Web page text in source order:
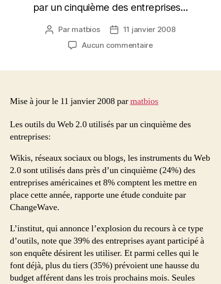
par un cinquième des entreprises…
Auteur
l’article
Par matbios
Date11 janvier 2008
Aucun commentairesur
2.0
Mise à jour le 11 janvier 2008 parmatbios
Les outils du Web 2.0 utilisés par un cinquième des
entreprises:
Wikis, réseaux sociaux ou blogs, les instruments du Web
2.0 sont utilisés dans près d’un cinquième (24%) des
entreprises américaines et 8% comptent les mettre en
place cette année, rapporte une étude conduite par
ChangeWave.
L’institut, qui annonce l’explosion du recours à ce type
d’outils, note que 39% des entreprises ayant participé à
son enquête désirent les utiliser. Et parmi celles qui le
font déjà, plus du tiers (35%) prévoient une hausse du
budget afférent dans les trois prochains mois. Seules